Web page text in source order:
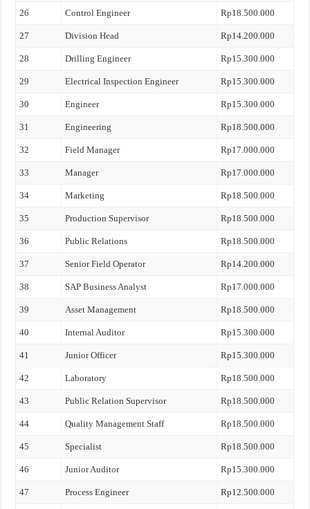
26 Control Engineer Rp18.500.000
27 Division Head Rp14.200.000
28 Drilling Engineer Rp15.300.000
29 Electrical Inspection Engineer Rp15.300.000
30 Engineer Rp15.300.000
31 Engineering Rp18.500.000
32 Field Manager Rp17.000.000
33 Manager Rp17.000.000
34 Marketing Rp18.500.000
35 Production Supervisor Rp18.500.000
36 Public Relations Rp18.500.000
37 Senior Field Operator Rp14.200.000
38 SAP Business Analyst Rp17.000.000
39 Asset Management Rp18.500.000
40 Internal Auditor Rp15.300.000
41 Junior Officer Rp15.300.000
42 Laboratory Rp18.500.000
43 Public Relation Supervisor Rp18.500.000
44 Quality Management Staff Rp18.500.000
45 Specialist Rp18.500.000
46 Junior Auditor Rp15.300.000
47 Process Engineer Rp12.500.000